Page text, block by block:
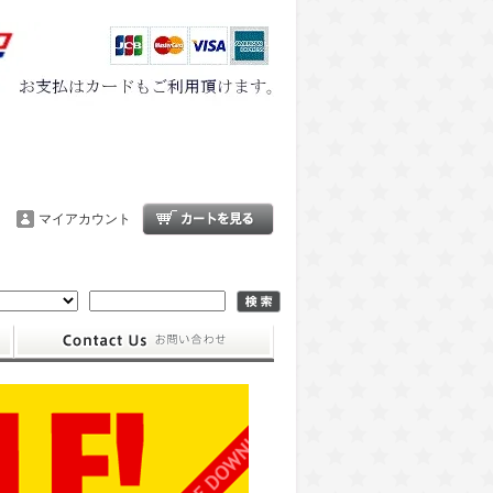
マイアカウント